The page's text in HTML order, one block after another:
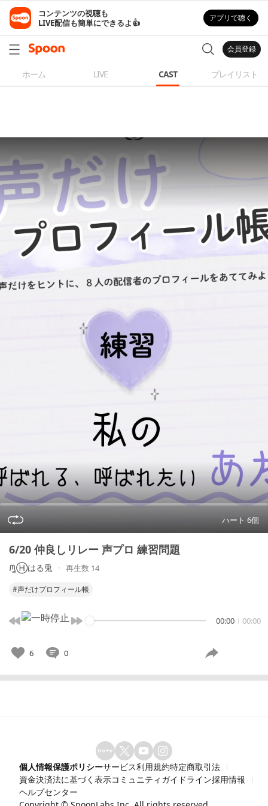
コンテンツの視聴も
LIVE配信も簡単にできるよ👍
アプリで聴く
会員登録
ホーム LIVE CAST プレイリスト
ハート 6個
6/20 仲良しリレー 声プロ 練習問題
ᙏ̤̫͚Ⓗはる兎 再生数 14
#声だけプロフィール帳
00:00 00:00
6 0
個人情報保護ポリシーサービス利用規約特定商取引法
資金決済法に基づく表示コミュニティガイドライン採用情報
ヘルプセンター